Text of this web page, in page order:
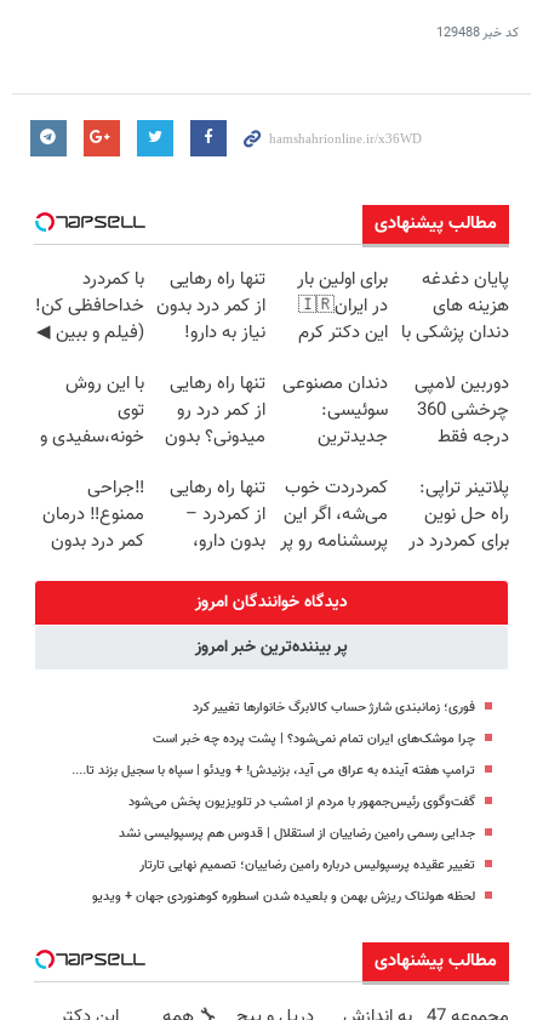
کد خبر129488
مطالب پیشنهادی
پایان دغدغه
هزینه های
دندان پزشکی با
کننده خانگی
برای اولین بار
در ایران🇮🇷
این دکتر کرم
روزه ساخت!
تنها راه رهایی
از کمر درد بدون
نیاز به دارو!
با کمردرد
خداحافظی کن!
(فیلم و ببین ◀
پرکن)
دوربین لامپی
چرخشی 360
درجه فقط
🔥 پرداخت
درب منزل
دندان مصنوعی
سوئیسی:
جدیدترین
سبک و مقاوم |
پرداخت قسطی
تنها راه رهایی
از کمر درد رو
میدونی؟ بدون
(◂پرسش‌نامه)
با این روش
توی
خونه،سفیدی و
برگردون
(40%off)
پلاتینر تراپی:
راه حل نوین
برای کمردرد در
کمردردت خوب
می‌شه، اگر این
پرسشنامه رو پر
تنها راه رهایی
از کمردرد –
بدون دارو،
«فرم پر کن»
‼️جراحی
ممنوع‼️ درمان
کمر درد بدون
دیدگاه خوانندگان امروز
پر بیننده‌ترین خبر امروز
فوری؛ زمانبندی‌ شارژ حساب کالابرگ خانوارها تغییر کرد
چرا موشک‌های ایران تمام نمی‌شود؟ | پشت پرده چه خبر است
ترامپ هفته آینده به عراق می آید، بزنیدش! + ویدئو | سپاه با سجیل بزند تا....
گفت‌وگوی رئیس‌جمهور با مردم از امشب در تلویزیون پخش می‌شود
جدایی رسمی رامین رضاییان از استقلال | قدوس هم پرسپولیسی نشد
تغییر عقیده پرسپولیس درباره رامین رضاییان؛ تصمیم نهایی تارتار
لحظه هولناک ریزش بهمن و بلعیده شدن اسطوره کوهنوردی جهان + ویدیو
مطالب پیشنهادی